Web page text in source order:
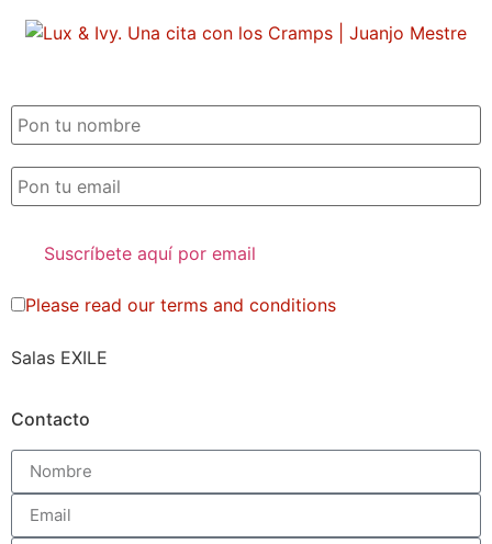
Please read our terms and conditions
Salas EXILE
Contacto